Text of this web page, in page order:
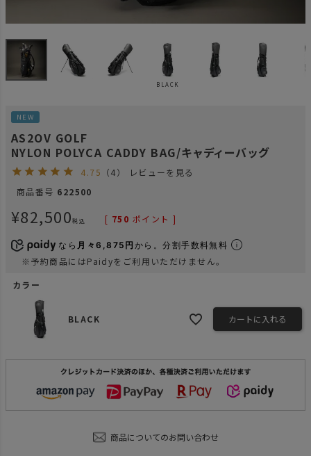
BLACK
NEW
AS2OV GOLF
NYLON POLYCA CADDY BAG/キャディーバッグ
4.75 （4）
レビューを見る
商品番号 622500
¥82,500税込 [ 750 ポイント ]
なら 月々6,875円 から。分割手数料無料
※予約商品にはPaidyをご利用いただけません。
カラー
BLACK カートに入れる
商品についてのお問い合わせ